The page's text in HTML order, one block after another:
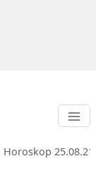
Horoskop